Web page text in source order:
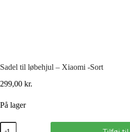
Sadel til løbehjul – Xiaomi -Sort
299,00 kr.
På lager